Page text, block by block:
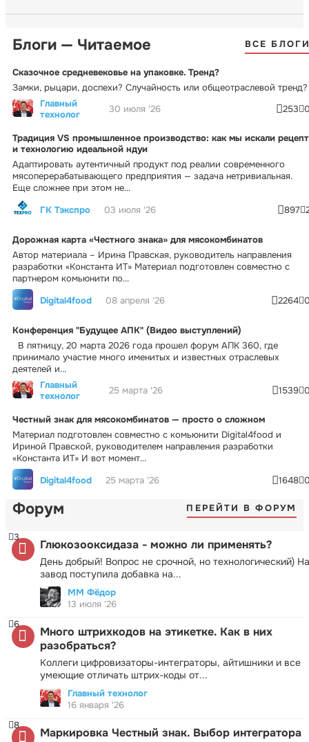
Блоги — Читаемое ВСЕ
Сказочное средневековье на упаковке. Тренд?
Замки, рыцари, доспехи? Случайность или общеотраслевой тренд?
Главный
технолог
30 июля '26 253
Традиция VS промышленное производство: как мы искали рецепт
и технологию идеальной ндуи
Адаптировать аутентичный продукт под реалии современного
мясоперерабатывающего предприятия — задача нетривиальная.
Еще сложнее при этом не...
ГК Тэкспро
03 июля '26 897
Дорожная карта «Честного знака» для мясокомбинатов
Автор материала – Ирина Правская, руководитель направления
разработки «Константа ИТ» Материал подготовлен совместно с
партнером комьюнити по...
Digital4food
08 апреля '26 2264
Конференция "Будущее АПК" (Видео выступлений)
В пятницу, 20 марта 2026 года прошел форум АПК 360, где
принимало участие много именитых и известных отраслевых
деятелей и...
Главный
технолог
25 марта '26 1539
Честный знак для мясокомбинатов — просто о сложном
Материал подготовлен совместно с комьюнити Digital4food и
Ириной Правской, руководителем направления разработки
«Константа ИТ» И вот момент...
Digital4food
25 марта '26 1648
Форум ПЕРЕЙТИ В ФОРУМ
Глюкозооксидаза - можно ли применять?
День добрый! Вопрос не срочной, но технологический) На
завод поступила добавка на...
3
ММ Фёдор
13 июля '26
Много штрихкодов на этикетке. Как в них
разобраться?
Коллеги цифровизаторы-интеграторы, айтишники и все
умеющие отличать штрих-коды от...
6
Главный технолог
16 января '26
Маркировка Честный знак. Выбор интегратора
8